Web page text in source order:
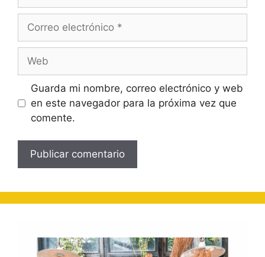
electrónico
Guarda mi nombre, correo electrónico y web
en este navegador para la próxima vez que
comente.